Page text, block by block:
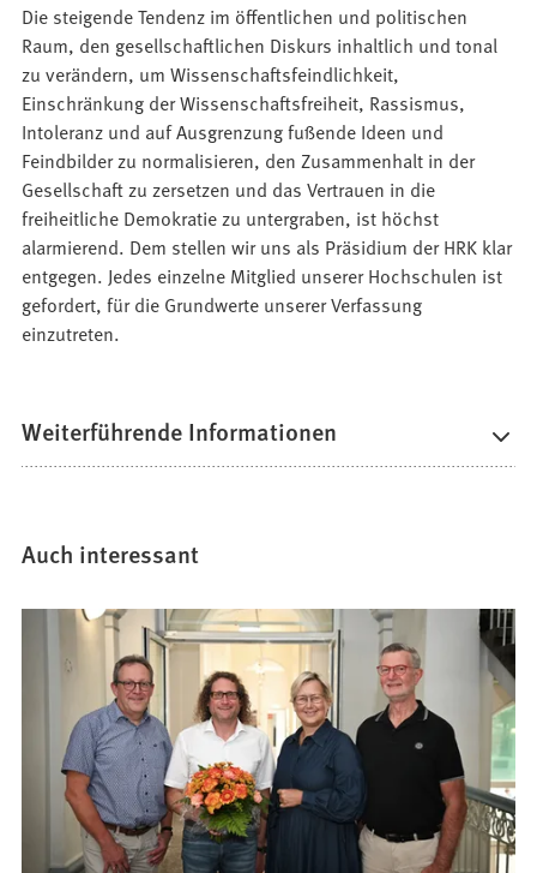
Die steigende Tendenz im öffentlichen und politischen
Raum, den gesellschaftlichen Diskurs inhaltlich und tonal
zu verändern, um Wissenschaftsfeindlichkeit,
Einschränkung der Wissenschaftsfreiheit, Rassismus,
Intoleranz und auf Ausgrenzung fußende Ideen und
Feindbilder zu normalisieren, den Zusammenhalt in der
Gesellschaft zu zersetzen und das Vertrauen in die
freiheitliche Demokratie zu untergraben, ist höchst
alarmierend. Dem stellen wir uns als Präsidium der HRK klar
entgegen. Jedes einzelne Mitglied unserer Hochschulen ist
gefordert, für die Grundwerte unserer Verfassung
einzutreten.
Weiterführende Informationen
Auch interessant